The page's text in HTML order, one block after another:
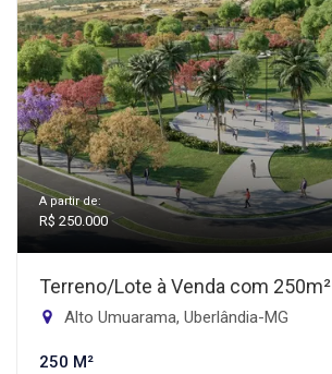
A partir de:
R$ 250.000
Terreno/Lote à Venda com 250m²
Alto Umuarama, Uberlândia-MG
250 M²